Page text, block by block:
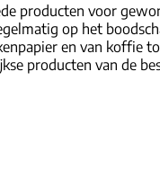
producten voor
op het
en van koffie
producten van de